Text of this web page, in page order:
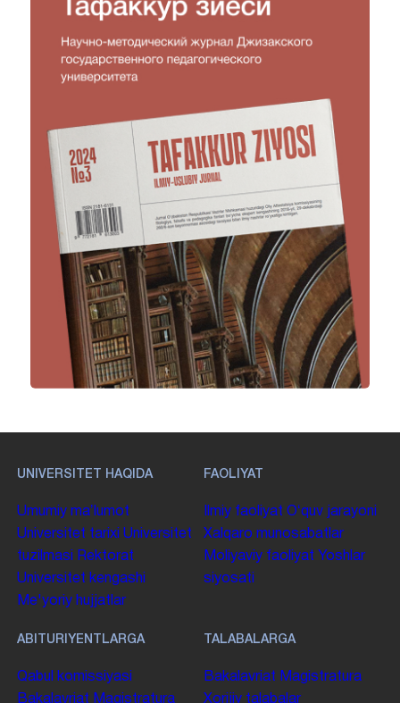
UNIVERSITET HAQIDA
Umumiy maʼlumot
Universitet tarixi Universitet
tuzilmasi
Rektorat
Universitet kengashi
Me'yoriy hujjatlar
FAOLIYAT
Ilmiy faoliyat Oʻquv jarayoni
Xalqaro munosabatlar
Moliyaviy faoliyat Yoshlar
siyosati
ABITURIYENTLARGA
Qabul komissiyasi
Bakalavriat Magistratura
TALABALARGA
Bakalavriat Magistratura
Xorijiy talabalar